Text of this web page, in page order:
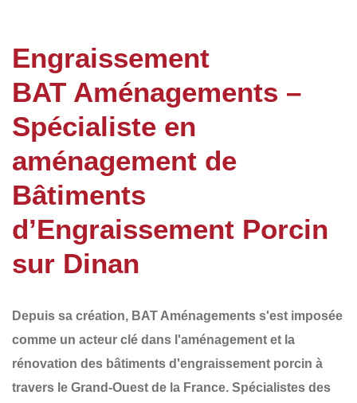
Engraissement
BAT Aménagements –
Spécialiste en
aménagement de
Bâtiments
d’Engraissement Porcin
sur Dinan
Depuis sa création, BAT Aménagements s'est imposée
comme un acteur clé dans l'aménagement et la
rénovation des bâtiments d'engraissement porcin à
travers le Grand-Ouest de la France. Spécialistes des